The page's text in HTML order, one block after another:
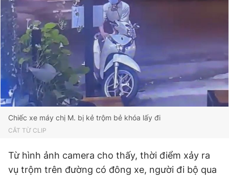
Chiếc xe máy chị M. bị kẻ trộm bẻ khóa lấy đi
CẮT TỪ CLIP
Từ hình ảnh camera cho thấy, thời điểm xảy ra
vụ trộm trên đường có đông xe, người đi bộ qua